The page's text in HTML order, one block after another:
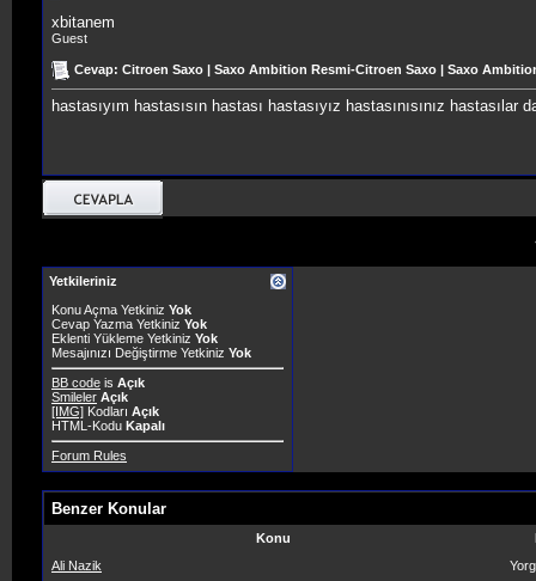
xbitanem
Guest
Cevap: Citroen Saxo | Saxo Ambition Resmi-Citroen Saxo | Saxo
hastasıyım hastasısın hastası hastasıyız hastasınısınız
Yetkileriniz
Konu Açma Yetkiniz Yok
Cevap Yazma Yetkiniz Yok
Eklenti Yükleme Yetkiniz Yok
Mesajınızı Değiştirme Yetkiniz Yok
BB code is Açık
Smileler Açık
[IMG] Kodları Açık
HTML-Kodu Kapalı
Forum Rules
Benzer Konular
Konu
Ali Nazik